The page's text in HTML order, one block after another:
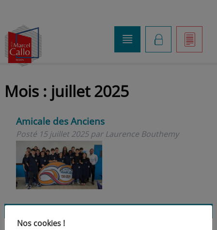
]
K
o
Mois : juillet 2025
Amicale des Anciens
Posté 15 juillet 2025 par Laurence Bouthemy
Nos cookies !